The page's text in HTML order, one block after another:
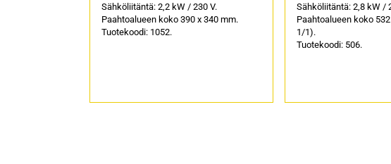
Sähköliitäntä: 2,2 kW / 230 V.
Paahtoalueen koko 390 x 340 mm.
Tuotekoodi: 1052.
Sähköliitäntä: 2,8 kW /
Paahtoalueen koko
1/1).
Tuotekoodi: 506.